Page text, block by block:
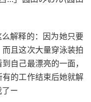
解释的：因为她只要
且这次大量穿泳装拍
自己最漂亮的一面，
的工作结束后她就解
ー